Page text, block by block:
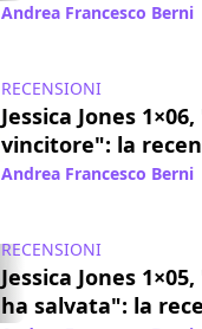
Andrea Francesco Berni
RECENSIONI
Jessica Jones
vincitore": la
Andrea Francesco Berni
RECENSIONI
Jessica Jones
ha salvata": la